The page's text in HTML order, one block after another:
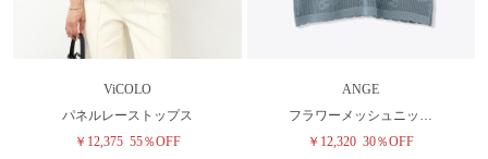
ViCOLO
パネルレーストップス
￥12,375 55％OFF
ANGE
フラワーメッシュニッ…
￥12,320 30％OFF